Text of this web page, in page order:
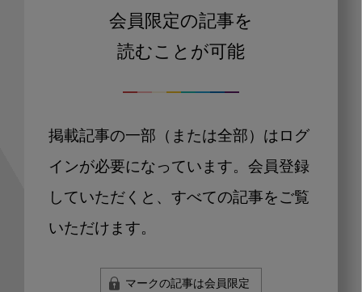
会員限定の記事を
読むことが可能
掲載記事の一部（または全部）はログ
インが必要になっています。会員登録
していただくと、すべての記事をご覧
いただけます。
マークの記事は会員限定